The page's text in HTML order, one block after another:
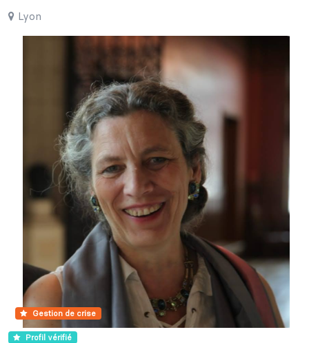
Lyon
Gestion de crise
Profil vérifié